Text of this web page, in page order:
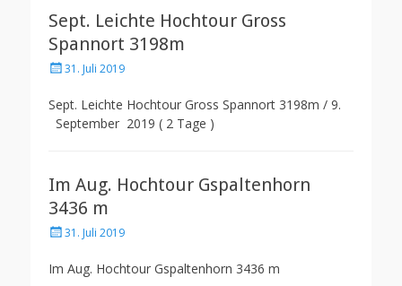
Sept. Leichte Hochtour Gross
Spannort 3198m
Posted31. Juli 2019
Sept. Leichte Hochtour Gross Spannort 3198m / 9.
September 2019 ( 2 Tage )
Im Aug. Hochtour Gspaltenhorn
3436 m
Posted31. Juli 2019
Im Aug. Hochtour Gspaltenhorn 3436 m